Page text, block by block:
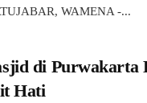
WAMENA -...
di Purwakarta
Hati